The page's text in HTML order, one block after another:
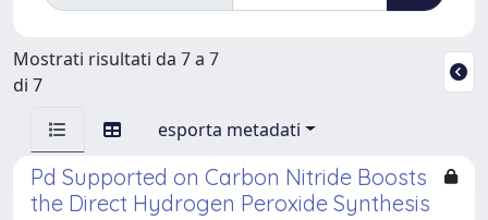
Mostrati risultati da 7 a 7
di 7
esporta metadati
Pd Supported on Carbon Nitride Boosts
the Direct Hydrogen Peroxide Synthesis